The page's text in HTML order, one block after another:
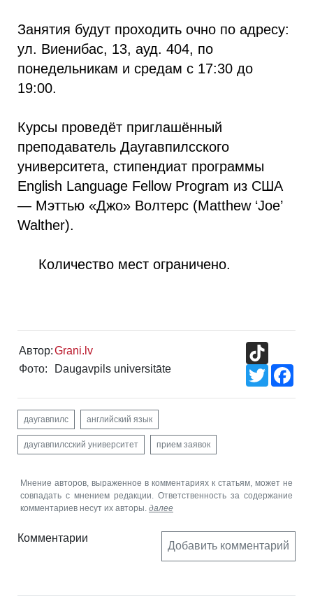
Занятия будут проходить очно по адресу:
ул. Виенибас, 13, ауд. 404, по
понедельникам и средам с 17:30 до
19:00.
Курсы проведёт приглашённый
преподаватель Даугавпилсского
университета, стипендиат программы
English Language Fellow Program из США
— Мэттью «Джо» Волтерс (Matthew ‘Joe’
Walther).
Количество мест ограничено.
Автор:Grani.lv
Фото:
Daugavpils universitāte
Twitter
даугавпилс английский язык
даугавпилсский университет прием заявок
Мнение авторов, выраженное в комментариях к статьям, может не
совпадать с мнением редакции. Ответственность за содержание
комментариев несут их авторы. далее
Комментарии
Добавить комментарий